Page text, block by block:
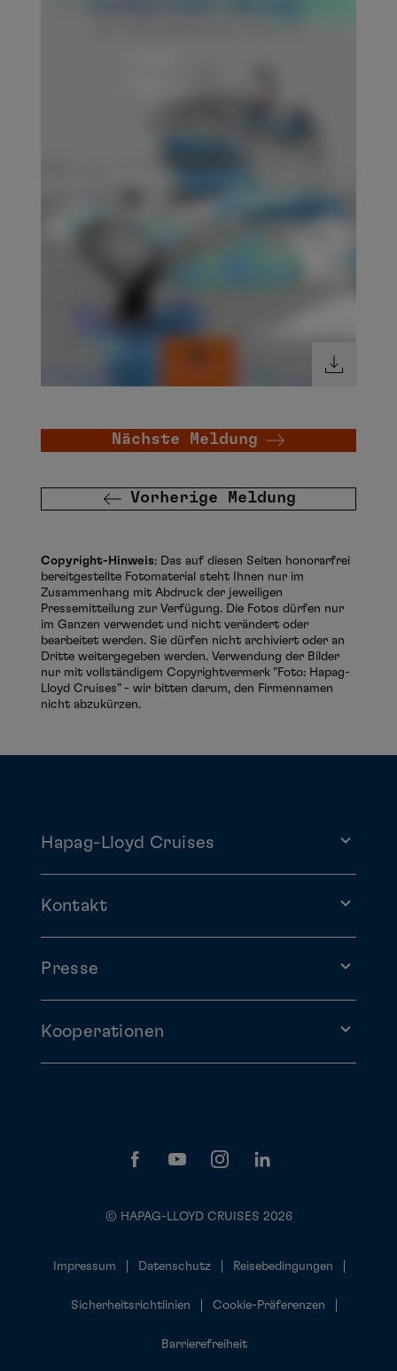
Vorherige Meldung
Nächste Meldung
Copyright-Hinweis: Das auf diesen Seiten honorarfrei
bereitgestellte Fotomaterial steht Ihnen nur im
Zusammenhang mit Abdruck der jeweiligen
Pressemitteilung zur Verfügung. Die Fotos dürfen nur
im Ganzen verwendet und nicht verändert oder
bearbeitet werden. Sie dürfen nicht archiviert oder an
Dritte weitergegeben werden. Verwendung der Bilder
nur mit vollständigem Copyrightvermerk "Foto: Hapag-
Lloyd Cruises" - wir bitten darum, den Firmennamen
nicht abzukürzen.
Hapag-Lloyd Cruises
Kontakt
Presse
Kooperationen
© HAPAG-LLOYD CRUISES 2026
Impressum Datenschutz Reisebedingungen
Sicherheitsrichtlinien Cookie-Präferenzen
Barrierefreiheit